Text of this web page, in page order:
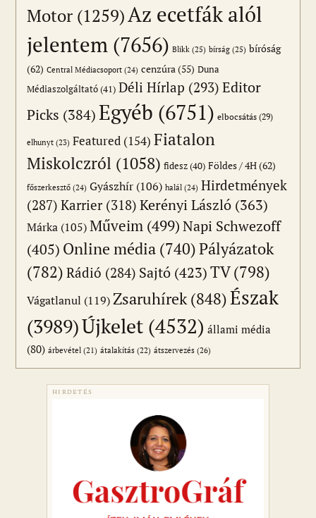
Motor (1259)Az ecetfák alól
jelentem (7656) Blikk (25) bírság (25) bíróság
(62) Central Médiacsoport (24) cenzúra(55) Duna
Médiaszolgáltató(41) Déli Hírlap (293) Editor
Picks (384)Egyéb (6751) elbocsátás (29)
elhunyt (23) Featured (154) Fiatalon
Miskolczról (1058) fidesz(40) Földes / 4H(62)
főszerkesztő (24) Gyászhír (106) halál (24) Hirdetmények
(287) Karrier(318) Kerényi László (363)
Márka (105) Műveim (499)Napi Schwezoff
(405) Online média (740)Pályázatok
(782) Rádió (284) Sajtó (423)TV(798)
Vágatlanul (119)Zsaruhírek(848)Észak
(3989)Újkelet (4532) állami média
(80) árbevétel (21) átalakítás (22) átszervezés (26)
HIRDETÉS